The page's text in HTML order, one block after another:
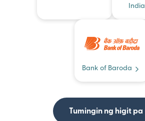
Bank of Baroda
Tumingin ng higit pa